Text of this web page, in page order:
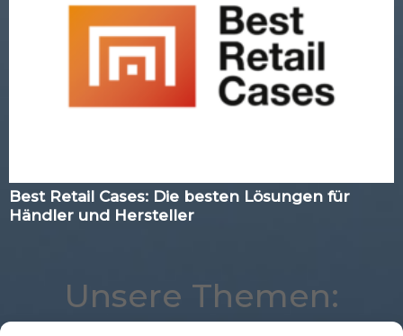
Best Retail Cases: Die besten Lösungen für
Händler und Hersteller
Unsere Themen: